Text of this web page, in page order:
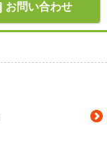
お問い合わせ